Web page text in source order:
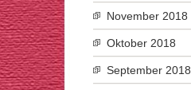
November 2018
Oktober 2018
September 2018